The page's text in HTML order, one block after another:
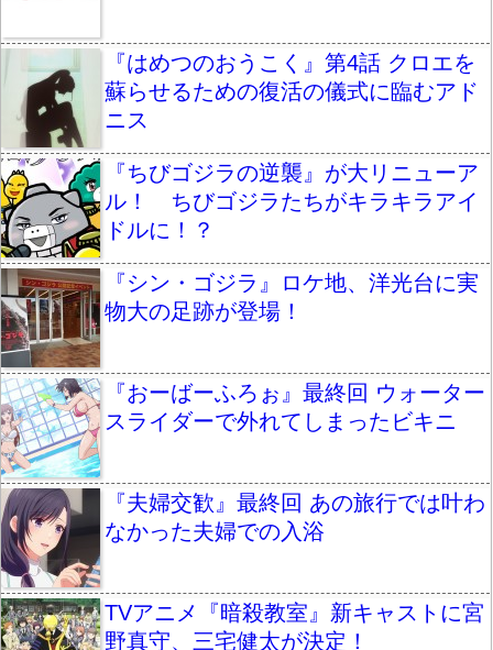
『はめつのおうこく』第4話 クロエを
蘇らせるための復活の儀式に臨むアド
ニス
『ちびゴジラの逆襲』が大リニューア
ル！ ちびゴジラたちがキラキラアイ
ドルに！？
『シン・ゴジラ』ロケ地、洋光台に実
物大の足跡が登場！
『おーばーふろぉ』最終回 ウォーター
スライダーで外れてしまったビキニ
『夫婦交歓』最終回 あの旅行では叶わ
なかった夫婦での入浴
TVアニメ『暗殺教室』新キャストに宮
野真守、三宅健太が決定！